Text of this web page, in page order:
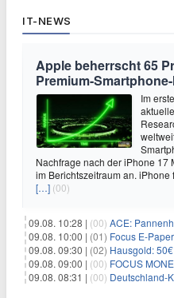
IT-NEWS
Apple beherrscht 65
Premium-
Im
Nachfrage nach der iPhone 17
im Berichtszeitraum an.
[…] (00)
09.08. 10:28 | (00) ACE: Pannenhilfe
09.08. 10:00 | (01) Focus E-Paper
09.08. 09:30 | (02) Hausgold: 50€
09.08. 09:00 | (00) FOCUS MONEY
09.08. 08:31 | (00) Deutschland-